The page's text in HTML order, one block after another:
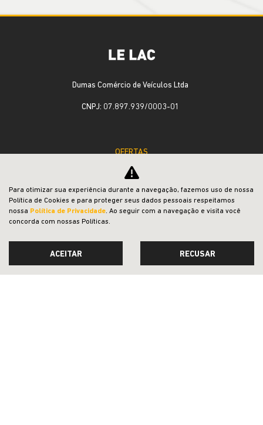
Dumas Comércio de Veículos Ltda
CNPJ: 07.897.939/0003-01
OFERTAS
NOVOS
VENDAS DIRETAS
JEEP ACESSÍVEL
SOLUÇÕES FINANCEIRAS
Para otimizar sua experiência durante a navegação, fazemos uso de nossa
Política de Cookies e para proteger seus dados pessoais respeitamos
nossa Política de Privacidade. Ao seguir com a navegação e visita você
concorda com nossas Políticas.
ACEITAR RECUSAR